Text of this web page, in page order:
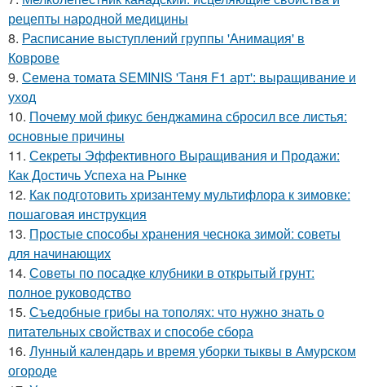
рецепты народной медицины
8. Расписание выступлений группы 'Анимация' в
Коврове
9. Семена томата SEMINIS 'Таня F1 арт': выращивание и
уход
10. Почему мой фикус бенджамина сбросил все листья:
основные причины
11. Секреты Эффективного Выращивания и Продажи:
Как Достичь Успеха на Рынке
12. Как подготовить хризантему мультифлора к зимовке:
пошаговая инструкция
13. Простые способы хранения чеснока зимой: советы
для начинающих
14. Советы по посадке клубники в открытый грунт:
полное руководство
15. Съедобные грибы на тополях: что нужно знать о
питательных свойствах и способе сбора
16. Лунный календарь и время уборки тыквы в Амурском
огороде